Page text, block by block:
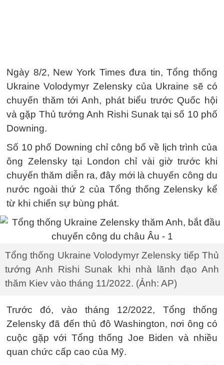
Ngày 8/2, New York Times đưa tin, Tổng thống
Ukraine Volodymyr Zelensky của Ukraine sẽ có
chuyến thăm tới Anh, phát biểu trước Quốc hội
và gặp Thủ tướng Anh Rishi Sunak tại số 10 phố
Downing.
Số 10 phố Downing chỉ công bố về lịch trình của
ông Zelensky tại London chỉ vài giờ trước khi
chuyến thăm diễn ra, đây mới là chuyến công du
nước ngoài thứ 2 của Tổng thống Zelensky kể
từ khi chiến sự bùng phát.
Tổng thống Ukraine Volodymyr Zelensky tiếp Thủ
tướng Anh Rishi Sunak khi nhà lãnh đạo Anh
thăm Kiev vào tháng 11/2022. (Ảnh: AP)
Trước đó, vào tháng 12/2022, Tổng thống
Zelensky đã đến thủ đô Washington, nơi ông có
cuộc gặp với Tổng thống Joe Biden và nhiều
quan chức cấp cao của Mỹ.